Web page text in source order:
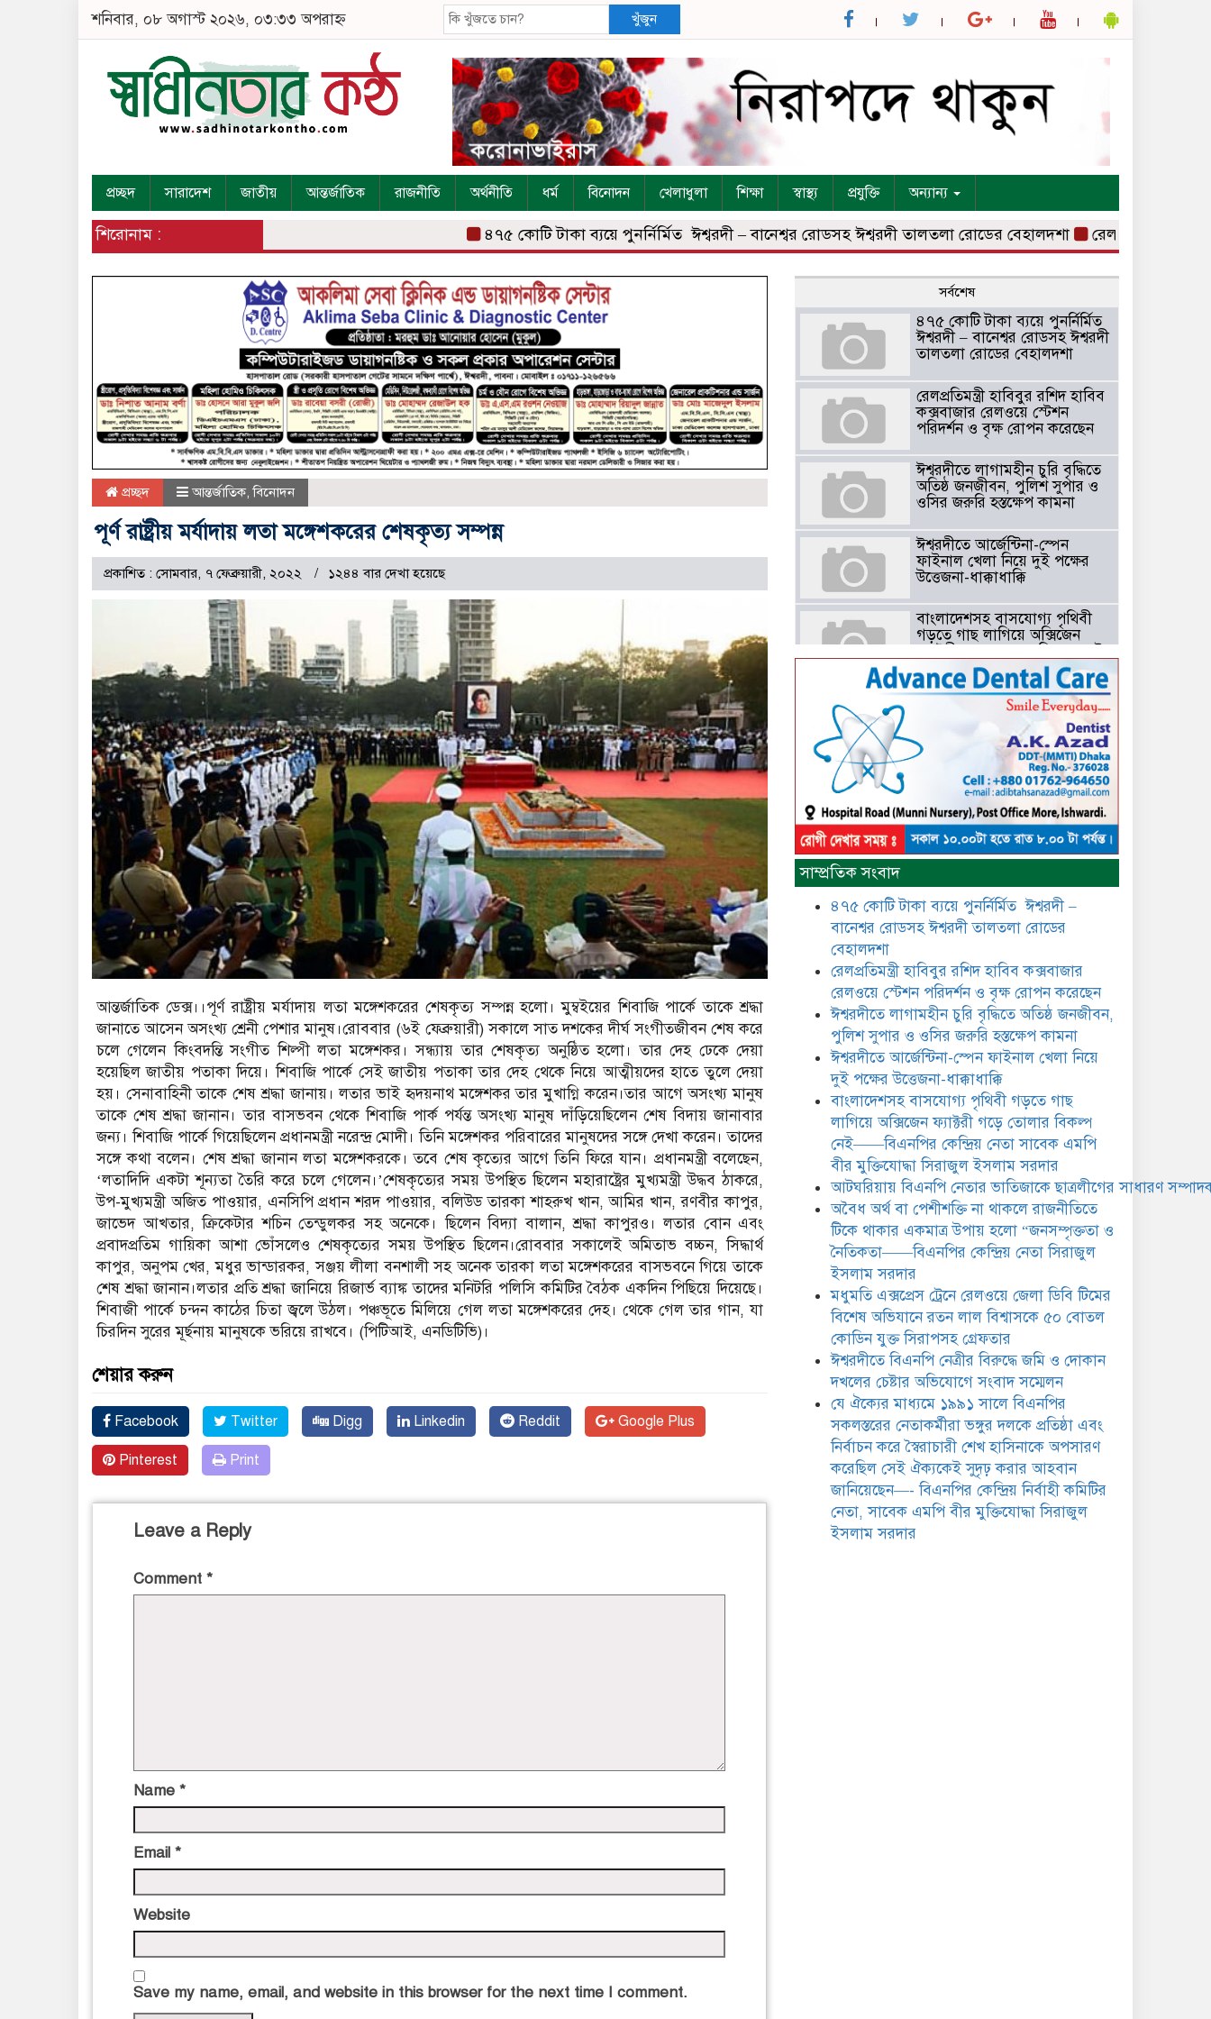
শনিবার, ০৮ অগাস্ট ২০২৬, ০৩:৩৩ অপরাহ্ন খুঁজুন
প্রচ্ছদ সারাদেশ জাতীয় আন্তর্জাতিক রাজনীতি অর্থনীতি ধর্ম বিনোদন খেলাধুলা শিক্ষা স্বাস্থ্য প্রযুক্তি অন্যান্য
শিরোনাম : ৪৭৫ কোটি টাকা ব্যয়ে পুনর্নির্মিত ঈশ্বরদী – বানেশ্বর রোডসহ ঈশ্বরদী তালতলা রোডের বেহালদশা রেলপ্রতিমন্ত্রী হাবিবুর
প্রচ্ছদ আন্তর্জাতিক,বিনোদন
পূর্ণ রাষ্ট্রীয় মর্যাদায় লতা মঙ্গেশকরের শেষকৃত্য সম্পন্ন
প্রকাশিত : সোমবার, ৭ ফেব্রুয়ারী, ২০২২ ১২৪৪ বার দেখা হয়েছে
আন্তর্জাতিক ডেক্স।।পূর্ণ রাষ্ট্রীয় মর্যাদায় লতা মঙ্গেশকরের শেষকৃত্য সম্পন্ন হলো। মুম্বইয়ের শিবাজি পার্কে তাকে শ্রদ্ধা
জানাতে আসেন অসংখ্য শ্রেনী পেশার মানুষ।রোববার (৬ই ফেব্রুয়ারী) সকালে সাত দশকের দীর্ঘ সংগীতজীবন শেষ করে
চলে গেলেন কিংবদন্তি সংগীত শিল্পী লতা মঙ্গেশকর। সন্ধ্যায় তার শেষকৃত্য অনুষ্ঠিত হলো। তার দেহ ঢেকে দেয়া
হয়েছিল জাতীয় পতাকা দিয়ে। শিবাজি পার্কে সেই জাতীয় পতাকা তার দেহ থেকে নিয়ে আত্মীয়দের হাতে তুলে দেয়া
হয়। সেনাবাহিনী তাকে শেষ শ্রদ্ধা জানায়। লতার ভাই হৃদয়নাথ মঙ্গেশকর তার মুখাগ্নি করেন।তার আগে অসংখ্য মানুষ
তাকে শেষ শ্রদ্ধা জানান। তার বাসভবন থেকে শিবাজি পার্ক পর্যন্ত অসংখ্য মানুষ দাঁড়িয়েছিলেন শেষ বিদায় জানাবার
জন্য। শিবাজি পার্কে গিয়েছিলেন প্রধানমন্ত্রী নরেন্দ্র মোদী। তিনি মঙ্গেশকর পরিবারের মানুষদের সঙ্গে দেখা করেন। তাদের
সঙ্গে কথা বলেন। শেষ শ্রদ্ধা জানান লতা মঙ্গেশকরকে। তবে শেষ কৃত্যের আগে তিনি ফিরে যান। প্রধানমন্ত্রী বলেছেন,
‘লতাদিদি একটা শূন্যতা তৈরি করে চলে গেলেন।’শেষকৃত্যের সময় উপস্থিত ছিলেন মহারাষ্ট্রের মুখ্যমন্ত্রী উদ্ধব ঠাকরে,
উপ-মুখ্যমন্ত্রী অজিত পাওয়ার, এনসিপি প্রধান শরদ পাওয়ার, বলিউড তারকা শাহরুখ খান, আমির খান, রণবীর কাপুর,
জাভেদ আখতার, ক্রিকেটার শচিন তেন্ডুলকর সহ অনেকে। ছিলেন বিদ্যা বালান, শ্রদ্ধা কাপুরও। লতার বোন এবং
প্রবাদপ্রতিম গায়িকা আশা ভোঁসলেও শেষকৃত্যের সময় উপস্থিত ছিলেন।রোববার সকালেই অমিতাভ বচ্চন, সিদ্ধার্থ
কাপুর, অনুপম খের, মধুর ভান্ডারকর, সঞ্জয় লীলা বনশালী সহ অনেক তারকা লতা মঙ্গেশকরের বাসভবনে গিয়ে তাকে
শেষ শ্রদ্ধা জানান।লতার প্রতি শ্রদ্ধা জানিয়ে রিজার্ভ ব্যাঙ্ক তাদের মনিটরি পলিসি কমিটির বৈঠক একদিন পিছিয়ে দিয়েছে।
শিবাজী পার্কে চন্দন কাঠের চিতা জ্বলে উঠল। পঞ্চভূতে মিলিয়ে গেল লতা মঙ্গেশকরের দেহ। থেকে গেল তার গান, যা
চিরদিন সুরের মূর্ছনায় মানুষকে ভরিয়ে রাখবে। (পিটিআই, এনডিটিভি)।
শেয়ার করুন
Facebook Twitter Digg Linkedin Reddit Google Plus
Pinterest Print
Leave a Reply
Comment *
Name *
Email *
Website
Save my name, email, and website in this browser for the next time I comment.
সর্বশেষ
৪৭৫ কোটি টাকা ব্যয়ে পুনর্নির্মিত
ঈশ্বরদী – বানেশ্বর রোডসহ ঈশ্বরদী
তালতলা রোডের বেহালদশা
রেলপ্রতিমন্ত্রী হাবিবুর রশিদ হাবিব
কক্সবাজার রেলওয়ে স্টেশন
পরিদর্শন ও বৃক্ষ রোপন করেছেন
ঈশ্বরদীতে লাগামহীন চুরি বৃদ্ধিতে
অতিষ্ঠ জনজীবন, পুলিশ সুপার ও
ওসির জরুরি হস্তক্ষেপ কামনা ​
ঈশ্বরদীতে আর্জেন্টিনা-স্পেন
ফাইনাল খেলা নিয়ে দুই পক্ষের
উত্তেজনা-ধাক্কাধাক্কি
বাংলাদেশসহ বাসযোগ্য পৃথিবী
গড়তে গাছ লাগিয়ে অক্সিজেন
——বিএনপির কেন্দ্রিয় নেতা
সাবেক এমপি বীর মুক্তিযোদ্ধা
সিরাজুল ইসলাম সরদার
আটঘরিয়ায় বিএনপি নেতার ভাতিজাকে ছাত্রলীগের সাধারণ সম্পাদক
​​অবৈধ অর্থ বা পেশীশক্তি না থাকলে
রাজনীতিতে টিকে থাকার একমাত্র
নৈতিকতা——বিএনপির কেন্দ্রিয়
নেতা সিরাজুল ইসলাম সরদার
জেলা ডিবি টিমের বিশেষ অভিযানে
রতন লাল বিশ্বাসকে ৫০ বোতল
কোডিন যুক্ত সিরাপসহ গ্রেফতার
ঈশ্বরদীতে বিএনপি নেত্রীর বিরুদ্ধে
জমি ও দোকান দখলের চেষ্টার
অভিযোগে সংবাদ সম্মেলন
যে ঐক্যের মাধ্যমে ১৯৯১ সালে
বিএনপির সকলস্তরের নেতাকর্মীরা
ভঙ্গুর দলকে প্রতিষ্ঠা এবং নির্বাচন
করে স্বৈরাচারী শেখ হাসিনাকে
অপসারণ করেছিল সেই ঐক্যকেই
সুদৃঢ় করার আহবান জানিয়েছেন—- বিএনপির কেন্দ্রিয়
নির্বাহী কমিটির নেতা, সাবেক এমপি বীর মুক্তিযোদ্ধা
সিরাজুল ইসলাম সরদার
সাম্প্রতিক সংবাদ
৪৭৫ কোটি টাকা ব্যয়ে পুনর্নির্মিত ঈশ্বরদী –
বানেশ্বর রোডসহ ঈশ্বরদী তালতলা রোডের
বেহালদশা
রেলপ্রতিমন্ত্রী হাবিবুর রশিদ হাবিব কক্সবাজার
রেলওয়ে স্টেশন পরিদর্শন ও বৃক্ষ রোপন করেছেন
ঈশ্বরদীতে লাগামহীন চুরি বৃদ্ধিতে অতিষ্ঠ জনজীবন,
পুলিশ সুপার ও ওসির জরুরি হস্তক্ষেপ কামনা ​
ঈশ্বরদীতে আর্জেন্টিনা-স্পেন ফাইনাল খেলা নিয়ে
দুই পক্ষের উত্তেজনা-ধাক্কাধাক্কি
বাংলাদেশসহ বাসযোগ্য পৃথিবী গড়তে গাছ
লাগিয়ে অক্সিজেন ফ্যাক্টরী গড়ে তোলার বিকল্প
নেই——বিএনপির কেন্দ্রিয় নেতা সাবেক এমপি
বীর মুক্তিযোদ্ধা সিরাজুল ইসলাম সরদার
আটঘরিয়ায় বিএনপি নেতার ভাতিজাকে ছাত্রলীগের সাধারণ
​​অবৈধ অর্থ বা পেশীশক্তি না থাকলে রাজনীতিতে
টিকে থাকার একমাত্র উপায় হলো “জনসম্পৃক্ততা ও
নৈতিকতা——বিএনপির কেন্দ্রিয় নেতা সিরাজুল
ইসলাম সরদার
মধুমতি এক্সপ্রেস ট্রেনে রেলওয়ে জেলা ডিবি টিমের
বিশেষ অভিযানে রতন লাল বিশ্বাসকে ৫০ বোতল
কোডিন যুক্ত সিরাপসহ গ্রেফতার
ঈশ্বরদীতে বিএনপি নেত্রীর বিরুদ্ধে জমি ও দোকান
দখলের চেষ্টার অভিযোগে সংবাদ সম্মেলন
যে ঐক্যের মাধ্যমে ১৯৯১ সালে বিএনপির
সকলস্তরের নেতাকর্মীরা ভঙ্গুর দলকে প্রতিষ্ঠা এবং
নির্বাচন করে স্বৈরাচারী শেখ হাসিনাকে অপসারণ
করেছিল সেই ঐক্যকেই সুদৃঢ় করার আহবান
জানিয়েছেন—- বিএনপির কেন্দ্রিয় নির্বাহী কমিটির
নেতা, সাবেক এমপি বীর মুক্তিযোদ্ধা সিরাজুল
ইসলাম সরদার